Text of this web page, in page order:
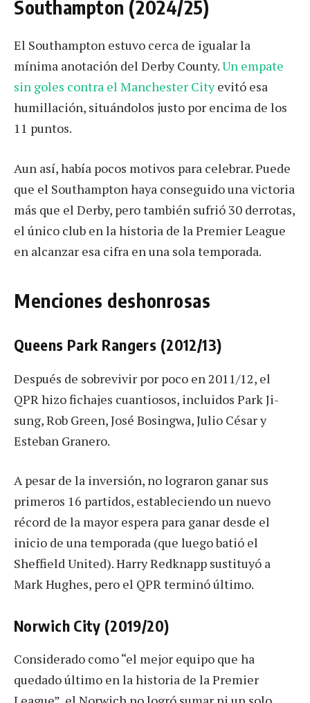
Southampton (2024/25)
El Southampton estuvo cerca de igualar la
mínima anotación del Derby County.Un empate
sin goles contra el Manchester Cityevitó esa
humillación, situándolos justo por encima de los
11 puntos.
Aun así, había pocos motivos para celebrar. Puede
que el Southampton haya conseguido una victoria
más que el Derby, pero también sufrió 30 derrotas,
el único club en la historia de la Premier League
en alcanzar esa cifra en una sola temporada.
Menciones deshonrosas
Queens Park Rangers (2012/13)
Después de sobrevivir por poco en 2011/12, el
QPR hizo fichajes cuantiosos, incluidos Park Ji-
sung, Rob Green, José Bosingwa, Julio César y
Esteban Granero.
A pesar de la inversión, no lograron ganar sus
primeros 16 partidos, estableciendo un nuevo
récord de la mayor espera para ganar desde el
inicio de una temporada (que luego batió el
Sheffield United). Harry Redknapp sustituyó a
Mark Hughes, pero el QPR terminó último.
Norwich City (2019/20)
Considerado como “el mejor equipo que ha
quedado último en la historia de la Premier